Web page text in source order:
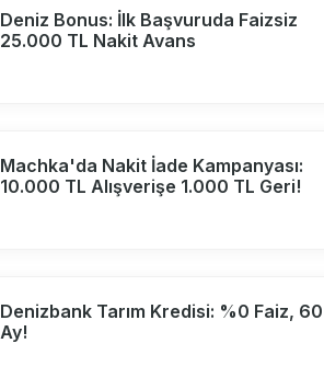
Deniz Bonus: İlk Başvuruda Faizsiz
25.000 TL Nakit Avans
Machka'da Nakit İade Kampanyası:
10.000 TL Alışverişe 1.000 TL Geri!
Denizbank Tarım Kredisi: %0 Faiz, 60
Ay!